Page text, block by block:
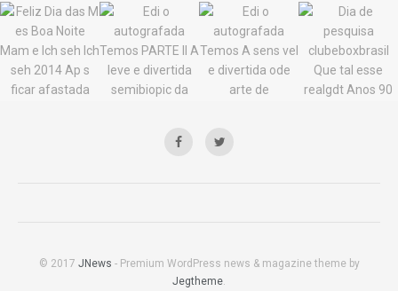
© 2017 JNews - Premium WordPress news & magazine theme by
Jegtheme.